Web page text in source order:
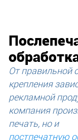
От правильной
крепления
рекламной
компания
печать, но и
постпечатную